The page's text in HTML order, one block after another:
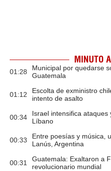
MINUTO
01:28
Municipal por quedarse
Guatemala
01:12
Escolta de exministro
intento de asalto
00:34
Israel intensifica
Líbano
00:33
Entre poesías y música,
Lanús, Argentina
00:31
Guatemala: Exaltaron a
revolucionario mundial